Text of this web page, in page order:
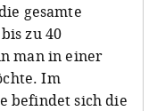
gesamte
zu 40
man in einer
Im
befindet sich die